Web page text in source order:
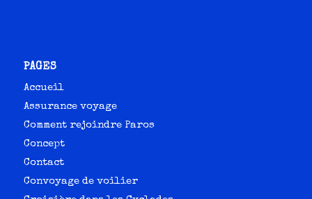
PAGES
Accueil
Assurance voyage
Comment rejoindre Paros
Concept
Contact
Convoyage de voilier